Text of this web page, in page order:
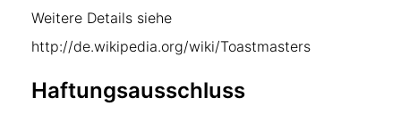
Weitere Details siehe
http://de.wikipedia.org/wiki/Toastmasters
Haftungsausschluss